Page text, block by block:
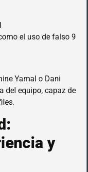
el uso de falso 9
Yamal o Dani
del equipo, capaz de
y